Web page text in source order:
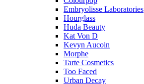
Embryolisse Laboratories
Hourglass
Huda Beauty
Kat Von D
Kevyn Aucoin
Morphe
Tarte Cosmetics
Too Faced
Urban Decay